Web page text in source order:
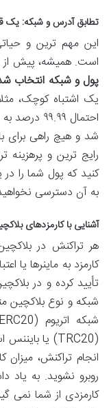
تطابق آدرس و شبکه: یک
این مهم ترین و
است. همیشه، پیش از
پول و شبکه انتخاب
احتمال
شد و هیچ راهی برای
رایج ترین و
کنید که پول شما را در
به آن دسترسی
آشنایی با کارمزدهای
هر تراکنش در
کارمزد به ماینرها یا
تأیید کرده و در
شبکه و نوع بلاکچین
انجام تراکنش، میزان
روبرو نشوید. به یاد
کارمزدی از شما نمی